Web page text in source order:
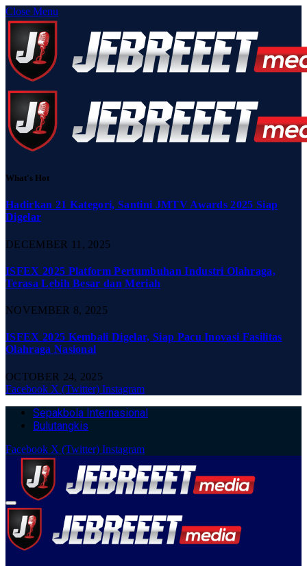
Close Menu
What's Hot
Hadirkan 21 Kategori, Santini JMTV Awards 2025 Siap
Digelar
DECEMBER 11, 2025
ISFEX 2025 Platform Pertumbuhan Industri Olahraga,
Terasa Lebih Besar dan Meriah
NOVEMBER 8, 2025
ISFEX 2025 Kembali Digelar, Siap Pacu Inovasi Fasilitas
Olahraga Nasional
OCTOBER 24, 2025
Facebook X (Twitter) Instagram
Sepakbola Internasional
Bulutangkis
Facebook X (Twitter) Instagram